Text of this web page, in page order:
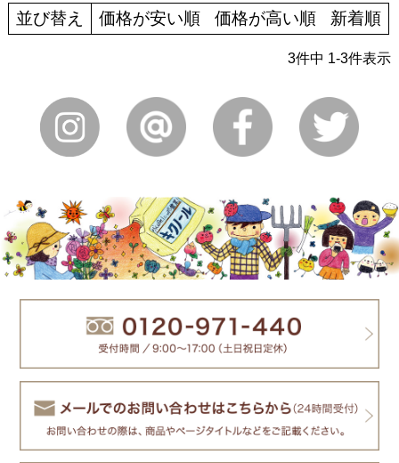
並び替え 価格が安い順 価格が高い順 新着順
3件中 1-3件表示